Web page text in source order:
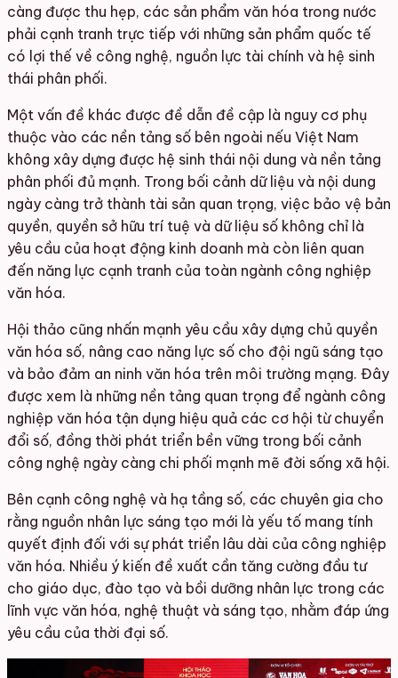
càng được thu hẹp, các sản phẩm văn hóa trong nước
phải cạnh tranh trực tiếp với những sản phẩm quốc tế
có lợi thế về công nghệ, nguồn lực tài chính và hệ sinh
thái phân phối.
Một vấn đề khác được đề dẫn đề cập là nguy cơ phụ
thuộc vào các nền tảng số bên ngoài nếu Việt Nam
không xây dựng được hệ sinh thái nội dung và nền tảng
phân phối đủ mạnh. Trong bối cảnh dữ liệu và nội dung
ngày càng trở thành tài sản quan trọng, việc bảo vệ bản
quyền, quyền sở hữu trí tuệ và dữ liệu số không chỉ là
yêu cầu của hoạt động kinh doanh mà còn liên quan
đến năng lực cạnh tranh của toàn ngành công nghiệp
văn hóa.
Hội thảo cũng nhấn mạnh yêu cầu xây dựng chủ quyền
văn hóa số, nâng cao năng lực số cho đội ngũ sáng tạo
và bảo đảm an ninh văn hóa trên môi trường mạng. Đây
được xem là những nền tảng quan trọng để ngành công
nghiệp văn hóa tận dụng hiệu quả các cơ hội từ chuyển
đổi số, đồng thời phát triển bền vững trong bối cảnh
công nghệ ngày càng chi phối mạnh mẽ đời sống xã hội.
Bên cạnh công nghệ và hạ tầng số, các chuyên gia cho
rằng nguồn nhân lực sáng tạo mới là yếu tố mang tính
quyết định đối với sự phát triển lâu dài của công nghiệp
văn hóa. Nhiều ý kiến đề xuất cần tăng cường đầu tư
cho giáo dục, đào tạo và bồi dưỡng nhân lực trong các
lĩnh vực văn hóa, nghệ thuật và sáng tạo, nhằm đáp ứng
yêu cầu của thời đại số.